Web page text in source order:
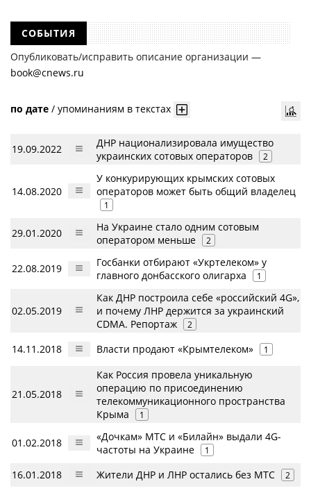
СОБЫТИЯ
Опубликовать/исправить описание организации —
book@cnews.ru
по дате / упоминаниям в текстах
19.09.2022
ДНР национализировала имущество
украинских сотовых операторов
2
14.08.2020
У конкурирующих крымских сотовых
операторов может быть общий владелец
1
29.01.2020
На Украине стало одним сотовым
оператором меньше
2
22.08.2019
Госбанки отбирают «Укртелеком» у
главного донбасского олигарха
1
02.05.2019
Как ДНР построила себе «российский 4G»,
и почему ЛНР держится за украинский
CDMA. Репортаж
2
14.11.2018 Власти продают «Крымтелеком» 1
21.05.2018
Как Россия провела уникальную
операцию по присоединению
телекоммуникационного пространства
Крыма
1
01.02.2018
«Дочкам» МТС и «Билайн» выдали 4G-
частоты на Украине
1
16.01.2018 Жители ДНР и ЛНР остались без МТС 2